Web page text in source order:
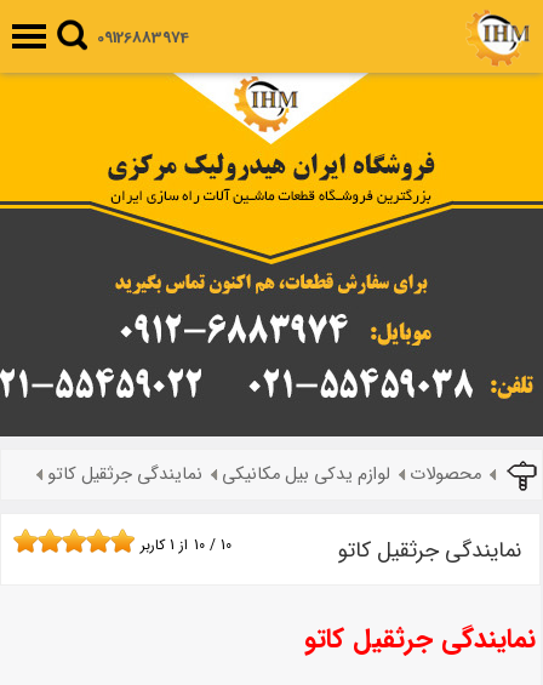
09126883974
محصولات لوازم یدکی بیل مکانیکی نمایندگی جرثقیل کاتو
نمایندگی جرثقیل کاتو 10 / 10 از 1کاربر
نمایندگی جرثقیل کاتو